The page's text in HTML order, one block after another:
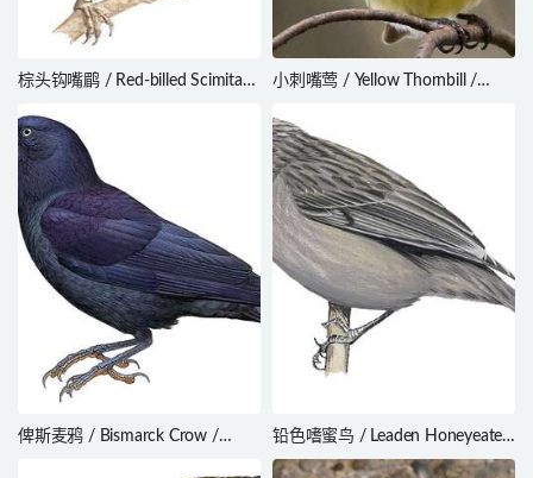
棕头钩嘴鹛 / Red-billed Scimitar
ochraceiceps
小刺嘴莺 / Yellow Thornbill /
俾斯麦鸦 / Bismarck Crow /
铅色嗜蜜鸟 / Leaden Honeyeater
/ Ptiloprora plumbea